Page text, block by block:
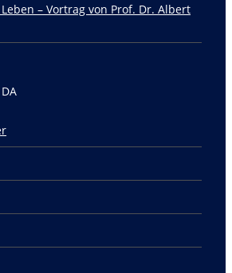
– Vortrag von Prof. Dr. Albert